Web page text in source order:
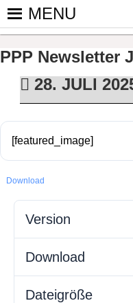
Skip
ist der
Tischtennis –
MENU
PPP Newsletter
28. JULI
[featured_image]
Download
Version
Download
Dateigröße